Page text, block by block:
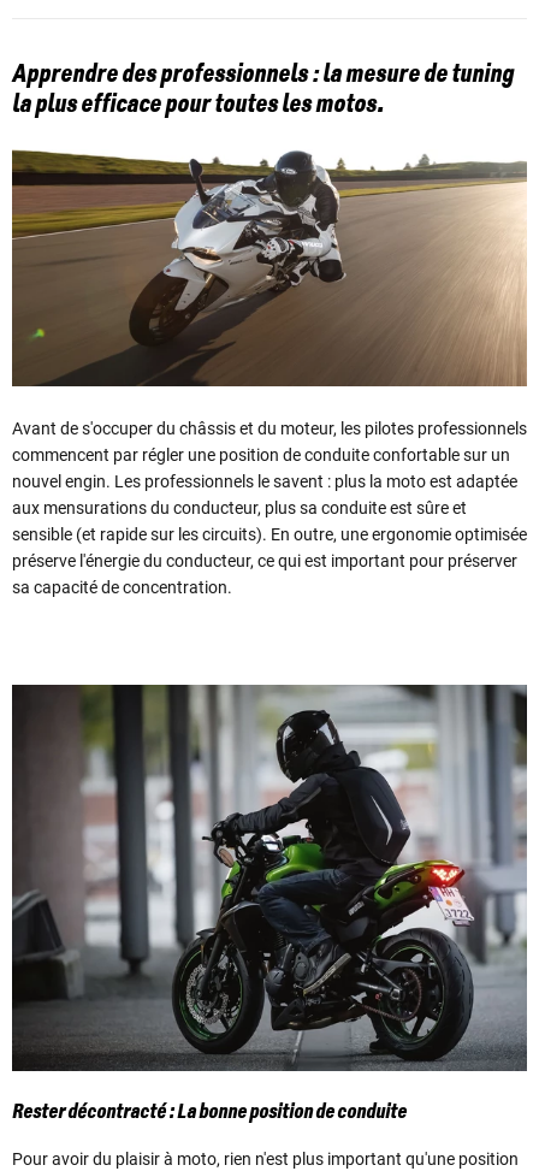
Apprendre des professionnels : la mesure de tuning
la plus efficace pour toutes les motos.
Avant de s'occuper du châssis et du moteur, les pilotes professionnels
commencent par régler une position de conduite confortable sur un
nouvel engin. Les professionnels le savent : plus la moto est adaptée
aux mensurations du conducteur, plus sa conduite est sûre et
sensible (et rapide sur les circuits). En outre, une ergonomie optimisée
préserve l'énergie du conducteur, ce qui est important pour préserver
sa capacité de concentration.
Rester décontracté : La bonne position de conduite
Pour avoir du plaisir à moto, rien n'est plus important qu'une position